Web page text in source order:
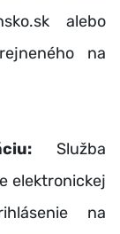
alebo
na
Služba
elektronickej
na